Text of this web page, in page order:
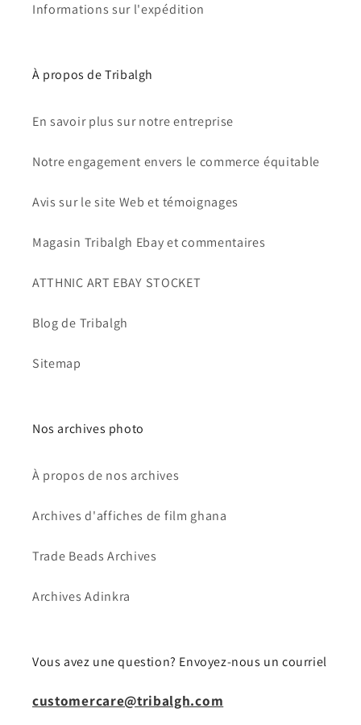
Informations sur l'expédition
À propos de Tribalgh
En savoir plus sur notre entreprise
Notre engagement envers le commerce équitable
Avis sur le site Web et témoignages
Magasin Tribalgh Ebay et commentaires
ATTHNIC ART EBAY STOCKET
Blog de Tribalgh
Sitemap
Nos archives photo
À propos de nos archives
Archives d'affiches de film ghana
Trade Beads Archives
Archives Adinkra
Vous avez une question? Envoyez-nous un courriel
customercare@tribalgh.com